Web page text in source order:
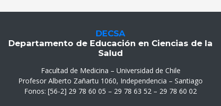
DECSA
Departamento de Educación en Ciencias de la
Salud
Facultad de Medicina – Universidad de Chile
Profesor Alberto Zañartu 1060, Independencia – Santiago
Fonos: [56-2] 29 78 60 05 – 29 78 63 52 – 29 78 60 02